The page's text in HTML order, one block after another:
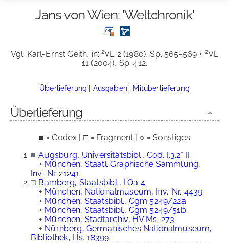
Jans von Wien: 'Weltchronik'
Vgl. Karl-Ernst Geith, in:2VL 2 (1980), Sp. 565-569 + 2VL
11 (2004), Sp. 412.
Überlieferung | Ausgaben| Mitüberlieferung
Überlieferung
■ = Codex | □ = Fragment | ○ = Sonstiges
■ Augsburg, Universitätsbibl., Cod. I.3.2° II
+ München, Staatl. Graphische Sammlung,
Inv.-Nr. 21241
□ Bamberg, Staatsbibl., I Qa 4
+ München, Nationalmuseum, Inv.-Nr. 4439
+ München, Staatsbibl., Cgm 5249/22a
+ München, Staatsbibl., Cgm 5249/51b
+ München, Stadtarchiv, HV Ms. 273
+ Nürnberg, Germanisches Nationalmuseum,
Bibliothek, Hs. 18399